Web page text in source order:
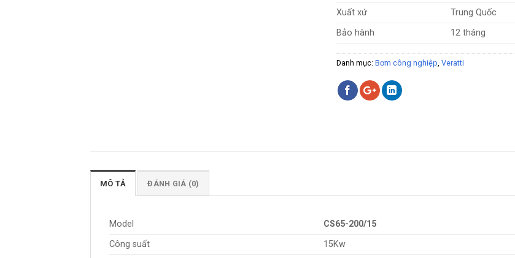
Xuất xứ
Trung Quốc
Bảo hành
12 tháng
Danh mục:Bơm công nghiệp,Veratti
MÔ TẢ ĐÁNH GIÁ (0)
Model
CS65-200/15
Công suất
15Kw